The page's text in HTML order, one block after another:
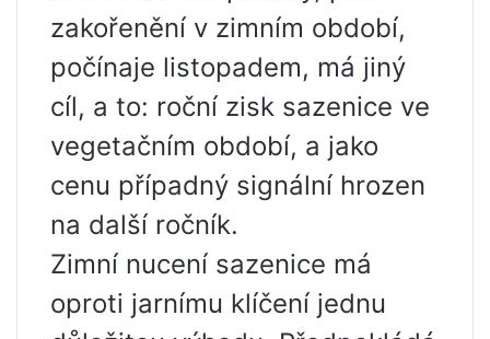
zakořenění v zimním období,
počínaje listopadem, má jiný
cíl, a to: roční zisk sazenice ve
vegetačním období, a jako
cenu případný signální hrozen
na další ročník.
Zimní nucení sazenice má
oproti jarnímu klíčení jednu